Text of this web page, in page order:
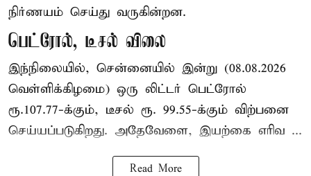
நிர்ணயம் செய்து வருகின்றன.
பெட்ரோல், டீசல் விலை
இந்நிலையில், சென்னையில் இன்று (08.08.2026
வெள்ளிக்கிழமை) ஒரு லிட்டர் பெட்ரோல்
ரூ.107.77-க்கும், டீசல் ரூ. 99.55-க்கும் விற்பனை
செய்யப்படுகிறது. அதேவேளை, இயற்கை எரிவ ...
Read More